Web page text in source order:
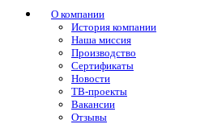
О компании
История компании
Наша миссия
Производство
Сертификаты
Новости
ТВ-проекты
Вакансии
Отзывы